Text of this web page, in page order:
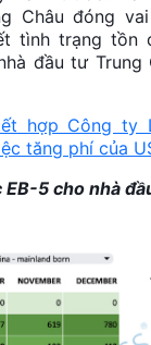
Châu đóng
tình trạng tồn
đầu tư Trung
hợp Công ty
tăng phí của
EB-5 cho nhà